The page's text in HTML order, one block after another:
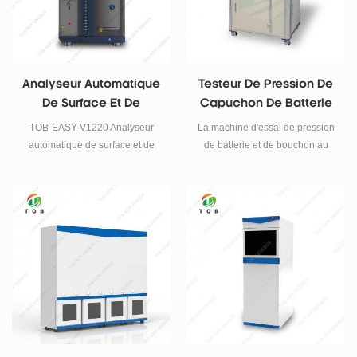
mesure en fabrication, contrôle
qualité et maintenance.
Analyseur Automatique
De Surface Et De
Porosimétrie BET
TOB-EASY-V1220 Analyseur
automatique de surface et de
batterie, médecine de l'industrie
pétrochimique, matériaux de
protection de l'environnement,
nanomatériaux et autres
matériaux en poudre et
Testeur De Pression De
Capuchon De Batterie
À Cellules Cylindriques
Au Lithium Et Machine
La machine d'essai de pression
de batterie et de bouchon au
processus de production de
batteries au lithium.